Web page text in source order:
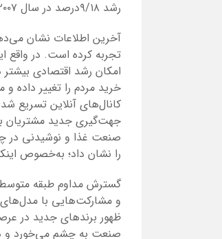
رشد ۹/۱۸درصد در سال ۲۰۰۷ نزدیک شده بود.
آخرین اطلاعات نشان
تجربه کرده است. در واقع
امکان رشد اقتصادی
خرید مردم را تغییر داده
جهت‌گیری جدید مشتریان
صنعت غذا و نوشیدنی در چین با دو
را نشان داد؛ به‌خصوص
گسترش مداوم طبقه
و مشارکت‌هایی با
ظهور برندهای جدید در
صنعت به چشم می‌خورد و